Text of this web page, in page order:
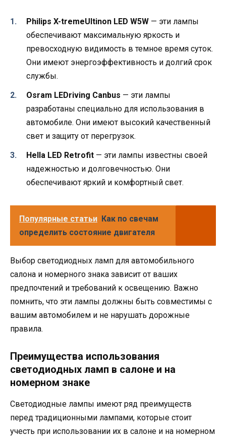
Philips X-tremeUltinon LED W5W — эти лампы
обеспечивают максимальную яркость и
превосходную видимость в темное время суток.
Они имеют энергоэффективность и долгий срок
службы.
Osram LEDriving Canbus — эти лампы
разработаны специально для использования в
автомобиле. Они имеют высокий качественный
свет и защиту от перегрузок.
Hella LED Retrofit — эти лампы известны своей
надежностью и долговечностью. Они
обеспечивают яркий и комфортный свет.
Популярные статьи Как по свечам
определить состояние двигателя
Выбор светодиодных ламп для автомобильного
салона и номерного знака зависит от ваших
предпочтений и требований к освещению. Важно
помнить, что эти лампы должны быть совместимы с
вашим автомобилем и не нарушать дорожные
правила.
Преимущества использования
светодиодных ламп в салоне и на
номерном знаке
Светодиодные лампы имеют ряд преимуществ
перед традиционными лампами, которые стоит
учесть при использовании их в салоне и на номерном